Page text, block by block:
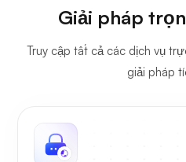
Giải pháp
Truy cập tất cả các dịch vụ
giải pháp